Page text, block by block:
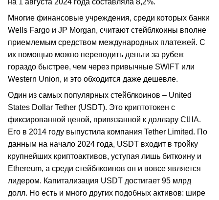
на 1 августа 2024 года составляла 8,2%.
Многие финансовые учреждения, среди которых банки
Wells Fargo и JP Morgan, считают стейблкоины вполне
приемлемым средством международных платежей. С
их помощью можно переводить деньги за рубеж
гораздо быстрее, чем через привычные SWIFT или
Western Union, и это обходится даже дешевле.
Один из самых популярных стейблкоинов – United
States Dollar Tether (USDT). Это криптотокен с
фиксированной ценой, привязанной к доллару США.
Его в 2014 году выпустила компания Tether Limited. По
данным на начало 2024 года, USDT входит в тройку
крупнейших криптоактивов, уступая лишь биткоину и
Ethereum, а среди стейблкоинов он и вовсе является
лидером. Капитализация USDT достигает 95 млрд
долл. Но есть и много других подобных активов: шире